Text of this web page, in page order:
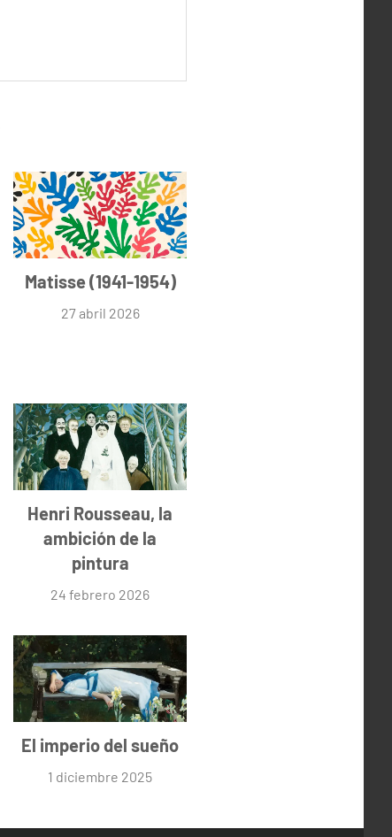
Matisse (1941-1954)
27 abril 2026
Henri Rousseau, la
ambición de la
pintura
24 febrero 2026
El imperio del sueño
1 diciembre 2025